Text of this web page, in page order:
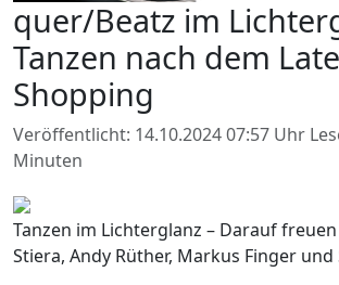
quer/Beatz im
Tanzen nach dem
Shopping
Veröffentlicht: 14.10.2024 07:57 Uhr
Minuten
Tanzen im Lichterglanz – Darauf
Stiera, Andy Rüther, Markus Finger